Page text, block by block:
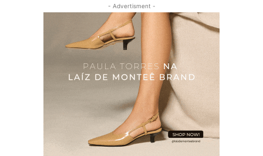
- Advertisment -